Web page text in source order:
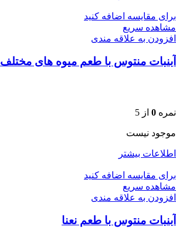
برای مقایسه اضافه کنید
مشاهده سریع
افزودن به علاقه مندی
آبنبات منتوس با طعم میوه های مختلف
نمره 0 از 5
موجود نیست
اطلاعات بیشتر
برای مقایسه اضافه کنید
مشاهده سریع
افزودن به علاقه مندی
آبنبات منتوس با طعم نعنا